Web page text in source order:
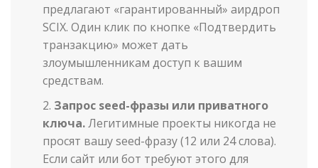
предлагают «гарантированный» аирдроп
SCIX. Один клик по кнопке «Подтвердить
транзакцию» может дать
злоумышленникам доступ к вашим
средствам.
Запрос seed-фразы или приватного
ключа.Легитимные проекты никогда не
просят вашу seed-фразу (12 или 24 слова).
Если сайт или бот требуют этого для